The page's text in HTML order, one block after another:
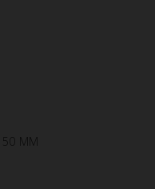
MM